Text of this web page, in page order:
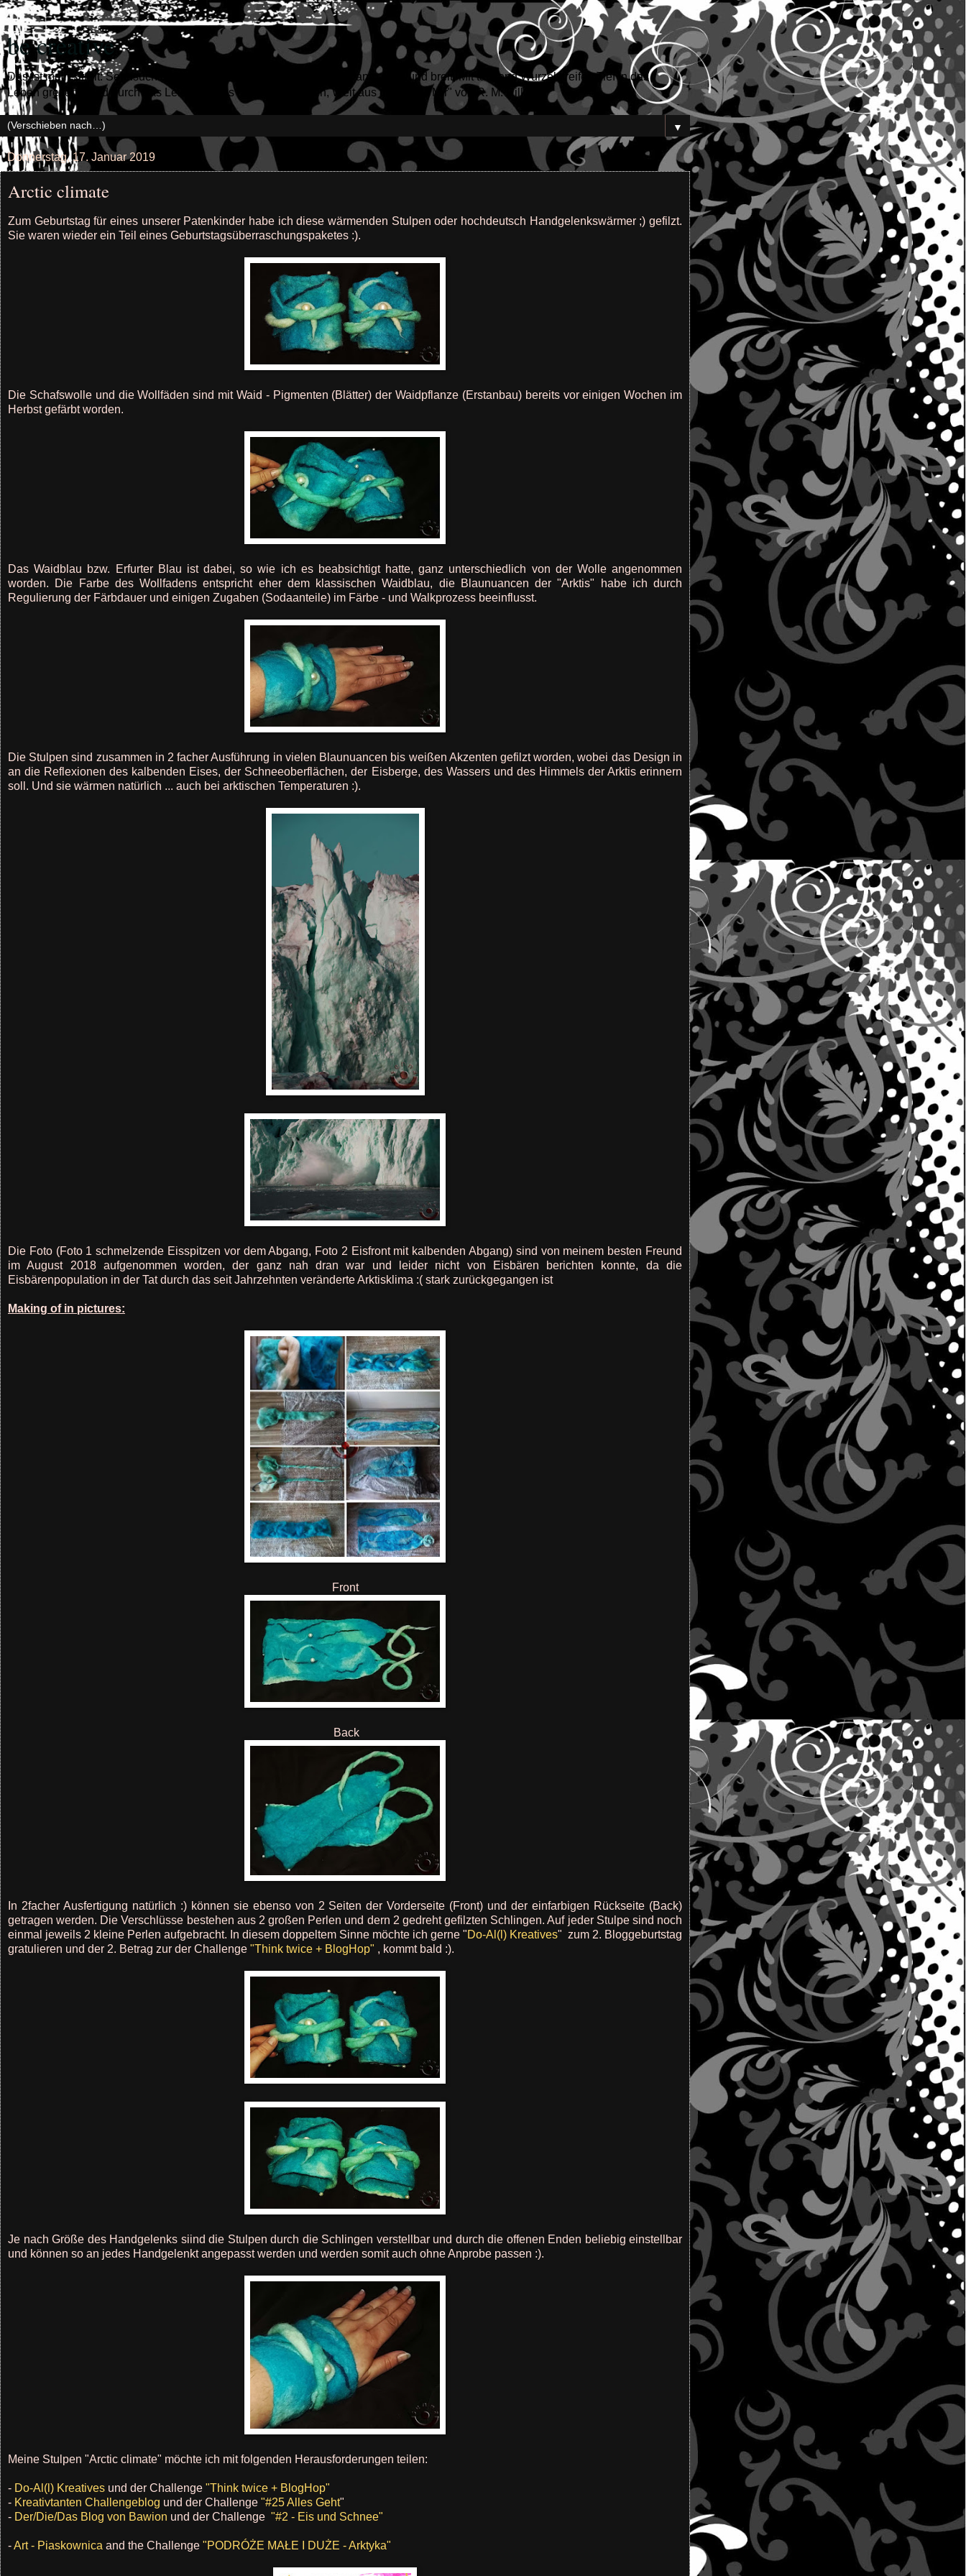
be creative
Das ist mein Streit: Sehnsuchtgeweiht. Durch alle Tage schweifen. Dann, stark und breit, Mit tausend Wurzelstreifen Tief in das
Leben greifen - Und durch das Leid Weit aus dem Leben reifen, Weit aus der Zeit! ("Mir" von R. M. Rilke)
▼
Donnerstag, 17. Januar 2019
Arctic climate
Zum Geburtstag für eines unserer Patenkinder habe ich diese wärmenden Stulpen oder hochdeutsch Handgelenkswärmer ;) gefilzt.
Sie waren wieder ein Teil eines Geburtstagsüberraschungspaketes :).
Die Schafswolle und die Wollfäden sind mit Waid - Pigmenten (Blätter) der Waidpflanze (Erstanbau) bereits vor einigen Wochen im
Herbst gefärbt worden.
Das Waidblau bzw. Erfurter Blau ist dabei, so wie ich es beabsichtigt hatte, ganz unterschiedlich von der Wolle angenommen
worden. Die Farbe des Wollfadens entspricht eher dem klassischen Waidblau, die Blaunuancen der "Arktis" habe ich durch
Regulierung der Färbdauer und einigen Zugaben (Sodaanteile) im Färbe - und Walkprozess beeinflusst.
Die Stulpen sind zusammen in 2 facher Ausführung in vielen Blaunuancen bis weißen Akzenten gefilzt worden, wobei das Design in
an die Reflexionen des kalbenden Eises, der Schneeoberflächen, der Eisberge, des Wassers und des Himmels der Arktis erinnern
soll. Und sie wärmen natürlich ... auch bei arktischen Temperaturen :).
Die Foto (Foto 1 schmelzende Eisspitzen vor dem Abgang, Foto 2 Eisfront mit kalbenden Abgang) sind von meinem besten Freund
im August 2018 aufgenommen worden, der ganz nah dran war und leider nicht von Eisbären berichten konnte, da die
Eisbärenpopulation in der Tat durch das seit Jahrzehnten veränderte Arktisklima :( stark zurückgegangen ist
Making of in pictures:
Front
Back
In 2facher Ausfertigung natürlich :) können sie ebenso von 2 Seiten der Vorderseite (Front) und der einfarbigen Rückseite (Back)
getragen werden. Die Verschlüsse bestehen aus 2 großen Perlen und dern 2 gedreht gefilzten Schlingen. Auf jeder Stulpe sind noch
einmal jeweils 2 kleine Perlen aufgebracht. In diesem doppeltem Sinne möchte ich gerne "Do-Al(l) Kreatives" zum 2. Bloggeburtstag
gratulieren und der 2. Betrag zur der Challenge "Think twice + BlogHop" , kommt bald :).
Je nach Größe des Handgelenks siind die Stulpen durch die Schlingen verstellbar und durch die offenen Enden beliebig einstellbar
und können so an jedes Handgelenkt angepasst werden und werden somit auch ohne Anprobe passen :).
Meine Stulpen "Arctic climate" möchte ich mit folgenden Herausforderungen teilen:
- Do-Al(l) Kreatives und der Challenge "Think twice + BlogHop"
- Kreativtanten Challengeblog und der Challenge "#25 Alles Geht"
- Der/Die/Das Blog von Bawion und der Challenge "#2 - Eis und Schnee"
-Art - Piaskownica and the Challenge "PODRÓŻE MAŁE I DUŻE - Arktyka"